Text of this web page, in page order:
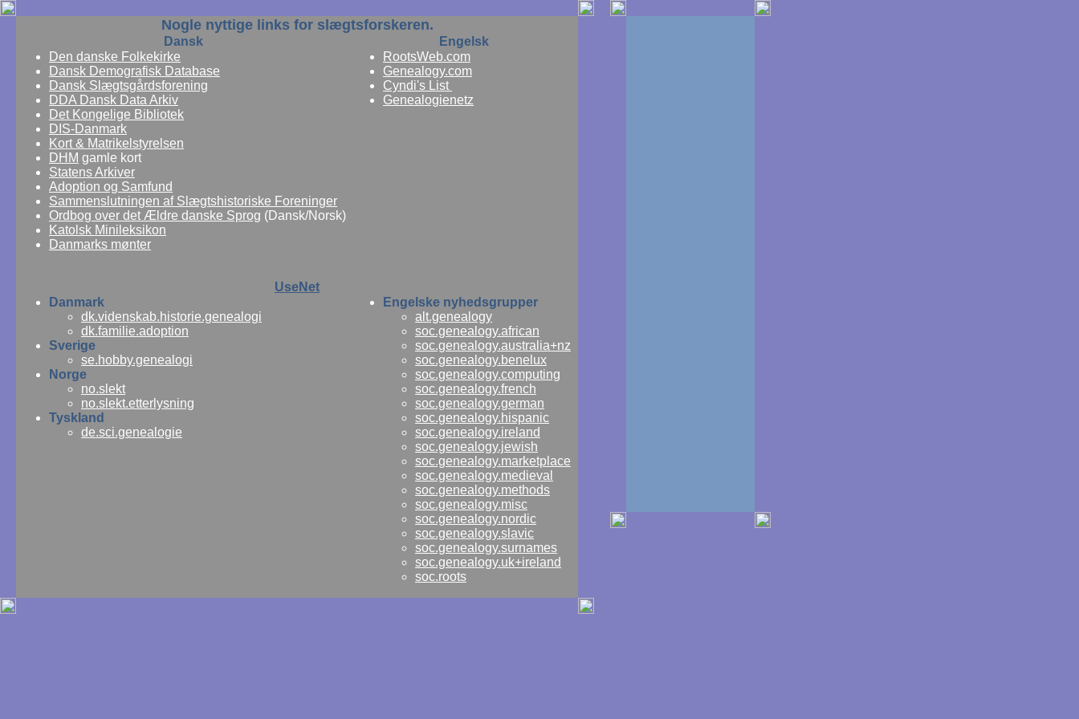
Nogle nyttige links for slægtsforskeren.
Dansk
Engelsk
Den danske Folkekirke
Dansk Demografisk Database
Dansk Slægtsgårdsforening
DDA Dansk Data Arkiv
Det Kongelige Bibliotek
DIS-Danmark
Kort & Matrikelstyrelsen
DHM gamle kort
Statens Arkiver
Adoption og Samfund
Sammenslutningen af Slægtshistoriske Foreninger
Ordbog over det Ældre danske Sprog (Dansk/Norsk)
Katolsk Minileksikon
Danmarks mønter
RootsWeb.com
Genealogy.com
Cyndi's List
Genealogienetz
UseNet
Danmark
dk.videnskab.historie.genealogi
dk.familie.adoption
Sverige
se.hobby.genealogi
Norge
no.slekt
no.slekt.etterlysning
Tyskland
de.sci.genealogie
Engelske nyhedsgrupper
alt.genealogy
soc.genealogy.african
soc.genealogy.australia+nz
soc.genealogy.benelux
soc.genealogy.computing
soc.genealogy.french
soc.genealogy.german
soc.genealogy.hispanic
soc.genealogy.ireland
soc.genealogy.jewish
soc.genealogy.marketplace
soc.genealogy.medieval
soc.genealogy.methods
soc.genealogy.misc
soc.genealogy.nordic
soc.genealogy.slavic
soc.genealogy.surnames
soc.genealogy.uk+ireland
soc.roots